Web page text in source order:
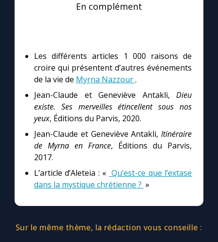
En complément
Les différents articles 1 000 raisons de
croire qui présentent d’autres événements
de la vie de Myrna Nazzour.
Jean-Claude et Geneviève Antakli, Dieu
existe. Ses merveilles étincellent sous nos
yeux, Éditions du Parvis, 2020.
Jean-Claude et Geneviève Antakli, Itinéraire
de Myrna en France, Éditions du Parvis,
2017.
L’article d’Aleteia : « Qu’est-ce que l’extase
dans la mystique chrétienne ? »
Sur le même thème, la rédaction vous conseille :